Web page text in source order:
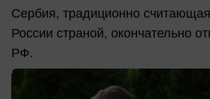
Сербия, традиционно
России страной, окончательно
РФ.